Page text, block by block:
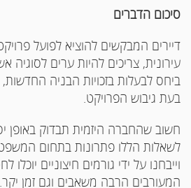
סיכום הדברים
דיירים המבקשים להוציא לפועל
עירונית, צריכים להיות ערים לסוגיה
ביחס לבעלות בזכויות הבניה
בעת גיבוש הפרויקט.
חשוב שהחברה היזמית תבדוק באופן
לשאלות הללו פתרונות בתחום
וייבחנו על ידי גורמים חיצוניים
המעורבים הרבה משאבים וגם זמן יקר.